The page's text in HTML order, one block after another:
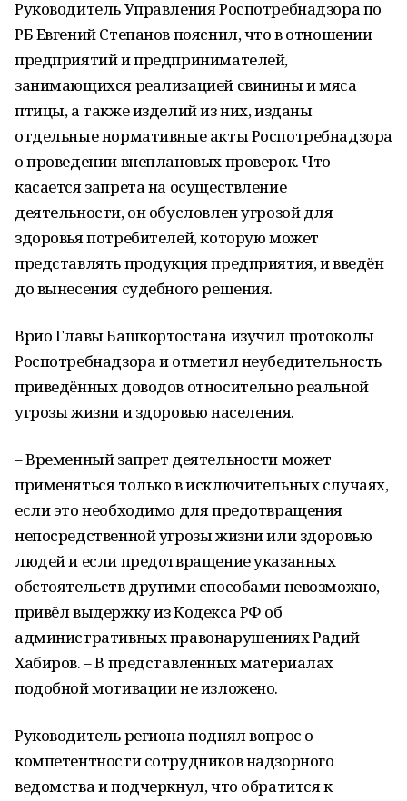
Руководитель Управления Роспотребнадзора по
РБ Евгений Степанов пояснил, что в отношении
предприятий и предпринимателей,
занимающихся реализацией свинины и мяса
птицы, а также изделий из них, изданы
отдельные нормативные акты Роспотребнадзора
о проведении внеплановых проверок. Что
касается запрета на осуществление
деятельности, он обусловлен угрозой для
здоровья потребителей, которую может
представлять продукция предприятия, и введён
до вынесения судебного решения.
Врио Главы Башкортостана изучил протоколы
Роспотребнадзора и отметил неубедительность
приведённых доводов относительно реальной
угрозы жизни и здоровью населения.
– Временный запрет деятельности может
применяться только в исключительных случаях,
если это необходимо для предотвращения
непосредственной угрозы жизни или здоровью
людей и если предотвращение указанных
обстоятельств другими способами невозможно, –
привёл выдержку из Кодекса РФ об
административных правонарушениях Радий
Хабиров. – В представленных материалах
подобной мотивации не изложено.
Руководитель региона поднял вопрос о
компетентности сотрудников надзорного
ведомства и подчеркнул, что обратится к